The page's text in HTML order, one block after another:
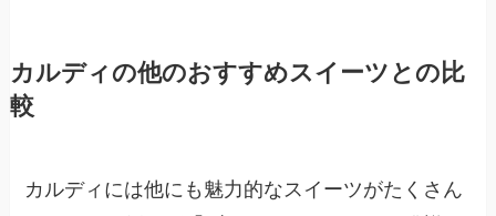
カルディの他のおすすめスイーツとの比
較
カルディには他にも魅力的なスイーツがたくさん